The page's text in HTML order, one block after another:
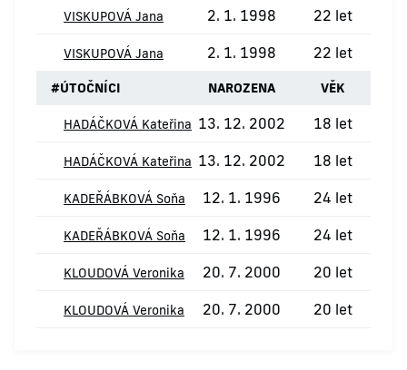
VISKUPOVÁ Jana 2. 1. 1998 22 let
VISKUPOVÁ Jana 2. 1. 1998 22 let
#ÚTOČNÍCI NAROZENA VĚK
HADÁČKOVÁ Kateřina 13. 12. 2002 18 let
HADÁČKOVÁ Kateřina 13. 12. 2002 18 let
KADEŘÁBKOVÁ Soňa 12. 1. 1996 24 let
KADEŘÁBKOVÁ Soňa 12. 1. 1996 24 let
KLOUDOVÁ Veronika 20. 7. 2000 20 let
KLOUDOVÁ Veronika 20. 7. 2000 20 let